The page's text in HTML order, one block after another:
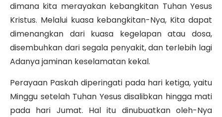
dimana kita merayakan kebangkitan Tuhan Yesus
Kristus. Melalui kuasa kebangkitan-Nya, Kita dapat
dimenangkan dari kuasa kegelapan atau dosa,
disembuhkan dari segala penyakit, dan terlebih lagi
Adanya jaminan keselamatan kekal.
Perayaan Paskah diperingati pada hari ketiga, yaitu
Minggu setelah Tuhan Yesus disalibkan hingga mati
pada hari Jumat. Hal itu dinubuatkan oleh-Nya